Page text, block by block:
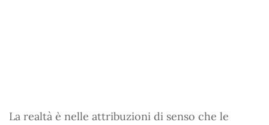
La realtà è nelle attribuzioni di senso che le